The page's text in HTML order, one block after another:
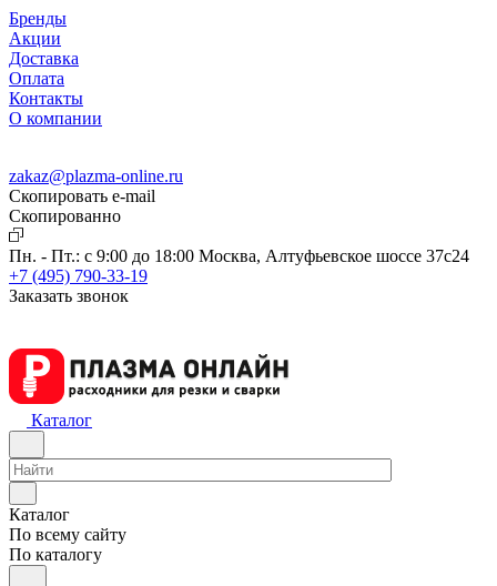
Бренды
Акции
Доставка
Оплата
Контакты
О компании
zakaz@plazma-online.ru
Скопировать e-mail
Cкопированно
Пн. - Пт.: с 9:00 до 18:00 Москва, Алтуфьевское шоссе 37с24
+7 (495) 790-33-19
Заказать звонок
Каталог
Каталог
По всему сайту
По каталогу